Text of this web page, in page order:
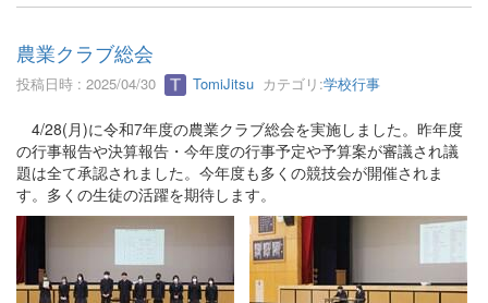
農業クラブ総会
投稿日時 : 2025/04/30 TomiJitsu カテゴリ:学校行事
4/28(月)に令和7年度の農業クラブ総会を実施しました。昨年度
の行事報告や決算報告・今年度の行事予定や予算案が審議され議
題は全て承認されました。今年度も多くの競技会が開催されま
す。多くの生徒の活躍を期待します。